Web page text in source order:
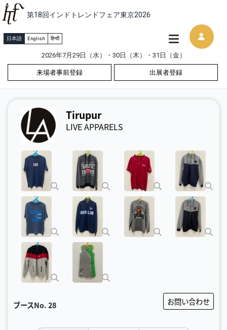
第18回インドトレンドフェア東京2026
日本語 English हिन्दी
2026年7月29日（水）・30日（木）・31日（金）
来場者事前登録 出展者登録
Tirupur
LIVE APPARELS
ブースNo.28 お問い合わせ